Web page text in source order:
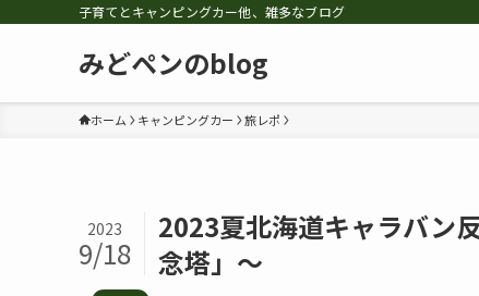
子育てとキャンピングカー他、雑多なブログ
みどペンのblog
ホーム キャンピングカー 旅レポ
2023夏北海道キャラバン
念塔」～
2023
9/18